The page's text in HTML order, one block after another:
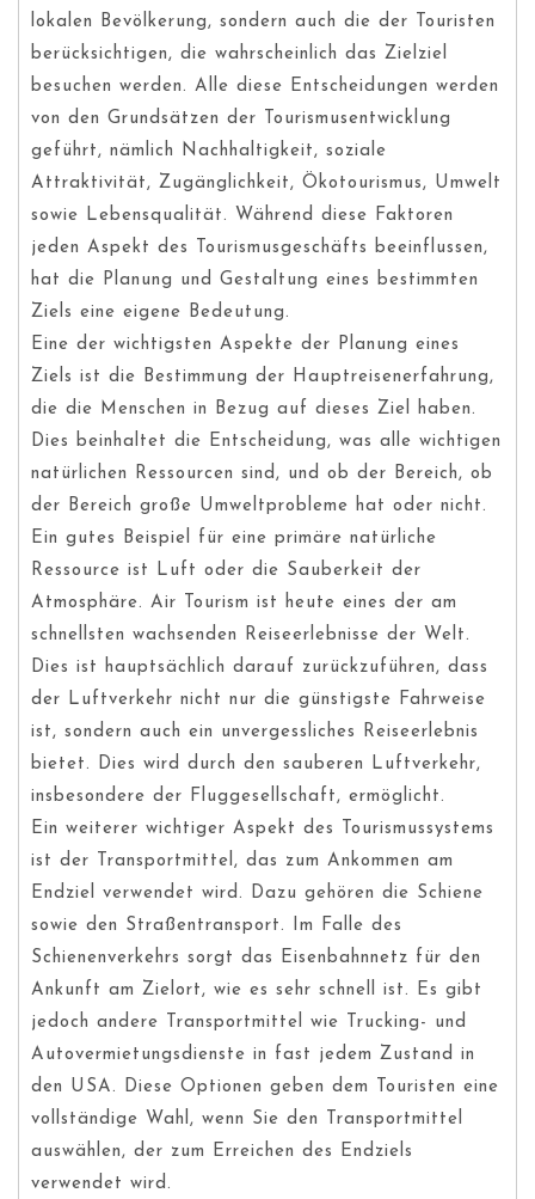
lokalen Bevölkerung, sondern auch die der Touristen
berücksichtigen, die wahrscheinlich das Zielziel
besuchen werden. Alle diese Entscheidungen werden
von den Grundsätzen der Tourismusentwicklung
geführt, nämlich Nachhaltigkeit, soziale
Attraktivität, Zugänglichkeit, Ökotourismus, Umwelt
sowie Lebensqualität. Während diese Faktoren
jeden Aspekt des Tourismusgeschäfts beeinflussen,
hat die Planung und Gestaltung eines bestimmten
Ziels eine eigene Bedeutung.
Eine der wichtigsten Aspekte der Planung eines
Ziels ist die Bestimmung der Hauptreisenerfahrung,
die die Menschen in Bezug auf dieses Ziel haben.
Dies beinhaltet die Entscheidung, was alle wichtigen
natürlichen Ressourcen sind, und ob der Bereich, ob
der Bereich große Umweltprobleme hat oder nicht.
Ein gutes Beispiel für eine primäre natürliche
Ressource ist Luft oder die Sauberkeit der
Atmosphäre. Air Tourism ist heute eines der am
schnellsten wachsenden Reiseerlebnisse der Welt.
Dies ist hauptsächlich darauf zurückzuführen, dass
der Luftverkehr nicht nur die günstigste Fahrweise
ist, sondern auch ein unvergessliches Reiseerlebnis
bietet. Dies wird durch den sauberen Luftverkehr,
insbesondere der Fluggesellschaft, ermöglicht.
Ein weiterer wichtiger Aspekt des Tourismussystems
ist der Transportmittel, das zum Ankommen am
Endziel verwendet wird. Dazu gehören die Schiene
sowie den Straßentransport. Im Falle des
Schienenverkehrs sorgt das Eisenbahnnetz für den
Ankunft am Zielort, wie es sehr schnell ist. Es gibt
jedoch andere Transportmittel wie Trucking- und
Autovermietungsdienste in fast jedem Zustand in
den USA. Diese Optionen geben dem Touristen eine
vollständige Wahl, wenn Sie den Transportmittel
auswählen, der zum Erreichen des Endziels
verwendet wird.